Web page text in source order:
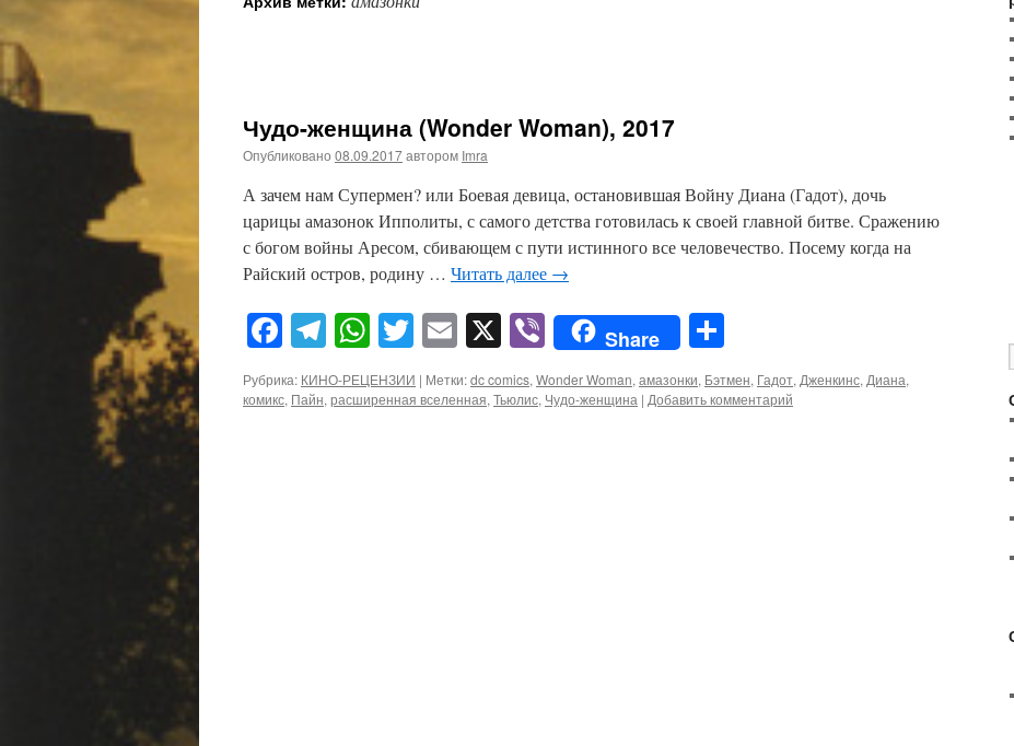
Чудо-женщина (Wonder Woman), 2017
Опубликовано 08.09.2017автором Imra
А зачем нам Супермен? или Боевая девица, остановившая Войну Диана (Гадот), дочь
царицы амазонок Ипполиты, с самого детства готовилась к своей главной битве. Сражению
с богом войны Аресом, сбивающем с пути истинного все человечество. Посему когда на
Райский остров, родину … Читать далее →
Facebook
Telegram
WhatsApp
Twitter
Email
X ViberShare
Рубрика: КИНО-РЕЦЕНЗИИ | Метки:dc comics,Wonder Woman,амазонки, Бэтмен, Гадот,Дженкинс,Диана,
комикс, Пайн,расширенная вселенная,Тьюлис, Чудо-женщина | Добавить комментарий